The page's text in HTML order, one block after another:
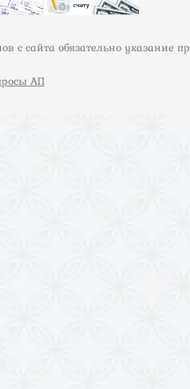
с сайта обязательно указание
АП